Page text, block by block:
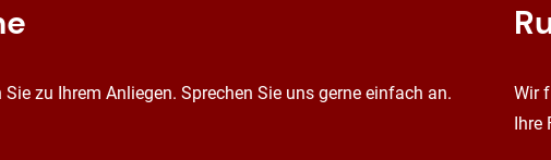
zu Ihrem Anliegen. Sprechen Sie uns gerne einfach an.
Wir
Ihre